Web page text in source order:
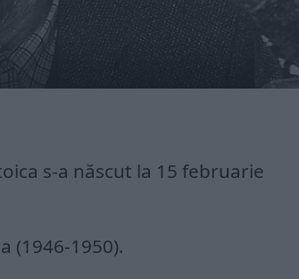
s-a născut la 15 februarie
(1946-1950).